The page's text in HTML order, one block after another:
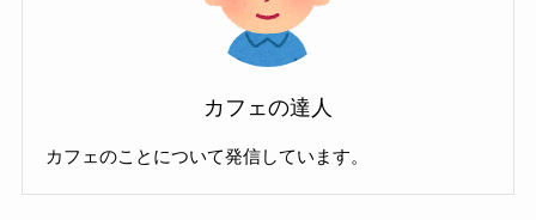
カフェの達人
カフェのことについて発信しています。